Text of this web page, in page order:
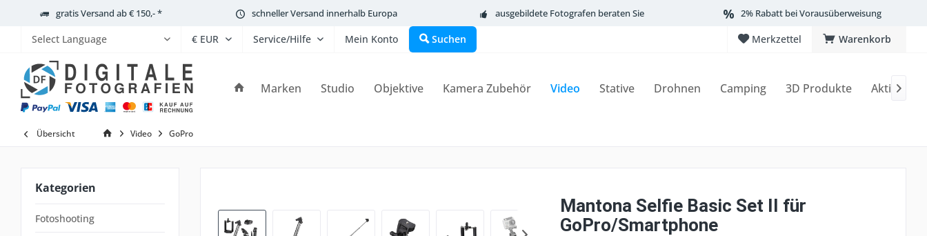
gratis Versand ab € 150,- * schneller Versand innerhalb Europa ausgebildete Fotografen beraten Sie 2% Rabatt bei Vorausüberweisung
Powered by
Warenkorb
Merkzettel
Service/Hilfe Mein Konto Suchen
Marken Studio Objektive Kamera Zubehör Video Stative Drohnen Camping 3D Produkte Aktionen

Übersicht Video GoPro
Kategorien
Fotoshooting
Mantona Selfie Basic Set II für
GoPro/Smartphone